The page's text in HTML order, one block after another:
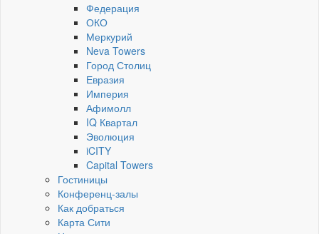
Федерация
ОКО
Меркурий
Neva Towers
Город Столиц
Евразия
Империя
Афимолл
IQ Квартал
Эволюция
iCITY
Capital Towers
Гостиницы
Конференц-залы
Как добраться
Карта Сити